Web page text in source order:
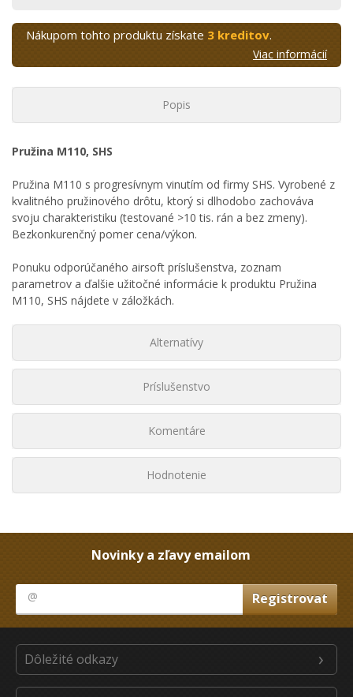
Nákupom tohto produktu získate 3 kreditov.
Viac informácií
Popis
Pružina M110, SHS
Pružina M110 s progresívnym vinutím od firmy SHS. Vyrobené z
kvalitného pružinového drôtu, ktorý si dlhodobo zachováva
svoju charakteristiku (testované >10 tis. rán a bez zmeny).
Bezkonkurenčný pomer cena/výkon.
Ponuku odporúčaného airsoft príslušenstva, zoznam
parametrov a ďalšie užitočné informácie k produktu Pružina
M110, SHS nájdete v záložkách.
Alternatívy
Príslušenstvo
Komentáre
Hodnotenie
Novinky a zľavy emailom
Dôležité odkazy